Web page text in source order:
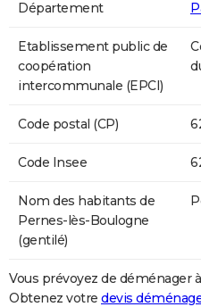
Département
Etablissement public de
coopération
intercommunale (EPCI)
Code postal (CP)
Code Insee
Nom des habitants de
Pernes-lès-Boulogne
(gentilé)
Vous prévoyez de déménager
Obtenez votre devis